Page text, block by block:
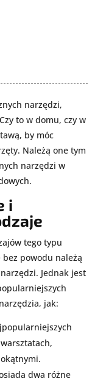
narzędzi,
to w domu, czy w
by móc
Należą one tym
narzędzi w
i
tego typu
powodu należą
Jednak jest
jak:
dwa różne